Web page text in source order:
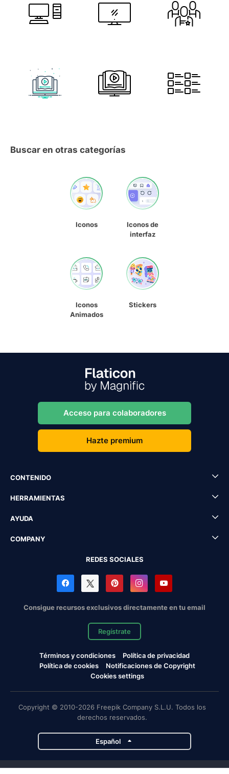
Buscar en otras categorías
Iconos
Iconos de
interfaz
Iconos
Animados
Stickers
Acceso para colaboradores
Hazte premium
CONTENIDO
HERRAMIENTAS
AYUDA
COMPANY
REDES SOCIALES
Consigue recursos exclusivos directamente en tu email
Regístrate
Términos y condiciones
Política de privacidad
Política de cookies
Notificaciones de Copyright
Cookies settings
Copyright © 2010-2026 Freepik Company S.L.U. Todos los
derechos reservados.
Español